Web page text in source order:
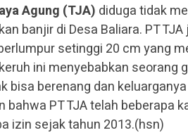
Agung (TJA) diduga tidak
banjir di Desa Baliara. PT
setinggi 20 cm yang
ini menyebabkan
bisa berenang dan
bahwa PT TJA telah beberapa
izin sejak tahun 2013.(hsn)